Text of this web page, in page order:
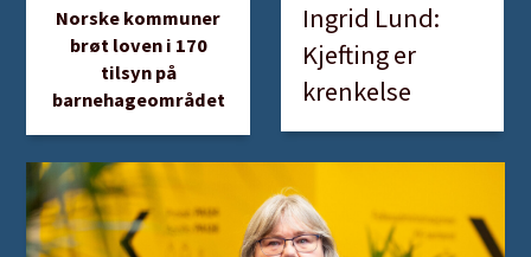
Norske kommuner
brøt loven i 170
tilsyn på
barnehageområdet
Ingrid Lund:
Kjefting er
krenkelse